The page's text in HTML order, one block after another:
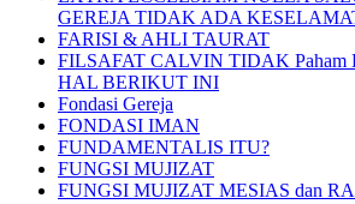
GEREJA TIDAK ADA
FARISI & AHLI TAURAT
FILSAFAT CALVIN TIDAK
HAL BERIKUT INI
Fondasi Gereja
FONDASI IMAN
FUNDAMENTALIS ITU?
FUNGSI MUJIZAT
FUNGSI MUJIZAT MESIAS dan